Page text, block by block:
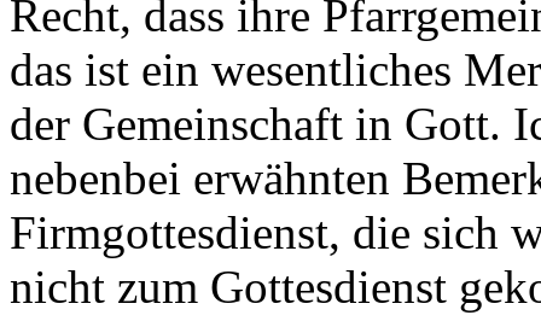
Recht, dass ihre
das ist ein wesentliches
der Gemeinschaft in Gott.
nebenbei erwähnten
Firmgottesdienst, die sich
nicht zum Gottesdienst